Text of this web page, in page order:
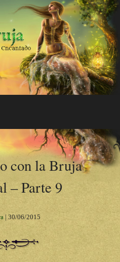
con la Bruja
– Parte 9
| 30/06/2015